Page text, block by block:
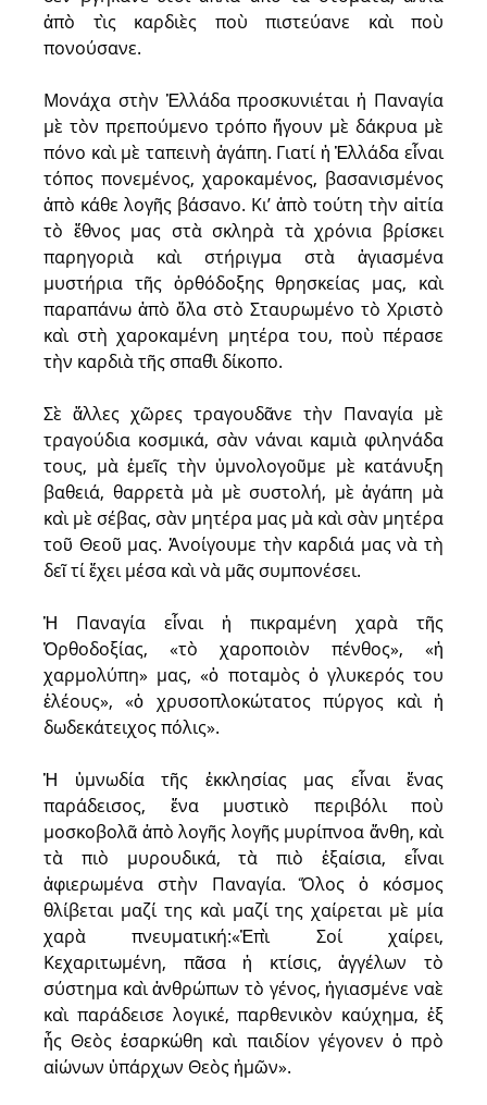
ἀπὸ τὶς καρδιὲς ποὺ πιστεύανε καὶ ποὺ
πονούσανε.
Μονάχα στὴν Ἑλλάδα προσκυνιέται ἡ Παναγία
μὲ τὸν πρεπούμενο τρόπο ἤγουν μὲ δάκρυα μὲ
πόνο καὶ μὲ ταπεινὴ ἀγάπη. Γιατί ἡ Ἑλλάδα εἶναι
τόπος πονεμένος, χαροκαμένος, βασανισμένος
ἀπὸ κάθε λογῆς βάσανο. Κι’ ἀπὸ τούτη τὴν αἰτία
τὸ ἔθνος μας στὰ σκληρὰ τὰ χρόνια βρίσκει
παρηγοριὰ καὶ στήριγμα στὰ ἁγιασμένα
μυστήρια τῆς ὀρθόδοξης θρησκείας μας, καὶ
παραπάνω ἀπὸ ὅλα στὸ Σταυρωμένο τὸ Χριστὸ
καὶ στὴ χαροκαμένη μητέρα του, ποὺ πέρασε
τὴν καρδιὰ τῆς σπαθὶ δίκοπο.
Σὲ ἄλλες χῶρες τραγουδᾶνε τὴν Παναγία μὲ
τραγούδια κοσμικά, σὰν νάναι καμιὰ φιληνάδα
τους, μὰ ἐμεῖς τὴν ὑμνολογοῦμε μὲ κατάνυξη
βαθειά, θαρρετὰ μὰ μὲ συστολή, μὲ ἀγάπη μὰ
καὶ μὲ σέβας, σὰν μητέρα μας μὰ καὶ σὰν μητέρα
τοῦ Θεοῦ μας. Ἀνοίγουμε τὴν καρδιά μας νὰ τὴ
δεῖ τί ἔχει μέσα καὶ νὰ μᾶς συμπονέσει.
Ἡ Παναγία εἶναι ἡ πικραμένη χαρὰ τῆς
Ὀρθοδοξίας, «τὸ χαροποιὸν πένθος», «ἡ
χαρμολύπη» μας, «ὁ ποταμὸς ὁ γλυκερός του
ἐλέους», «ὁ χρυσοπλοκώτατος πύργος καὶ ἡ
δωδεκάτειχος πόλις».
Ἡ ὑμνωδία τῆς ἐκκλησίας μας εἶναι ἕνας
παράδεισος, ἕνα μυστικὸ περιβόλι ποὺ
μοσκοβολᾶ ἀπὸ λογῆς λογῆς μυρίπνοα ἄνθη, καὶ
τὰ πιὸ μυρουδικά, τὰ πιὸ ἐξαίσια, εἶναι
ἀφιερωμένα στὴν Παναγία. Ὅλος ὁ κόσμος
θλίβεται μαζί της καὶ μαζί της χαίρεται μὲ μία
χαρὰ πνευματική:«Ἐπὶ Σοί χαίρει,
Κεχαριτωμένη, πᾶσα ἡ κτίσις, ἀγγέλων τὸ
σύστημα καὶ ἀνθρώπων τὸ γένος, ἡγιασμένε ναὲ
καὶ παράδεισε λογικέ, παρθενικὸν καύχημα, ἐξ
ἧς Θεὸς ἐσαρκώθη καὶ παιδίον γέγονεν ὁ πρὸ
αἰώνων ὑπάρχων Θεὸς ἡμῶν».